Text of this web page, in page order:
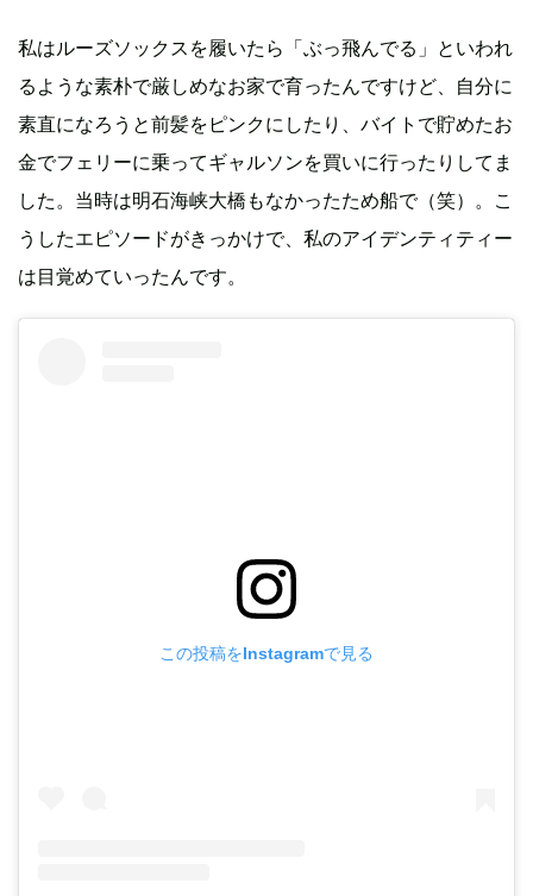
私はルーズソックスを履いたら「ぶっ飛んでる」といわれ
るような素朴で厳しめなお家で育ったんですけど、自分に
素直になろうと前髪をピンクにしたり、バイトで貯めたお
金でフェリーに乗ってギャルソンを買いに行ったりしてま
した。当時は明石海峡大橋もなかったため船で（笑）。こ
うしたエピソードがきっかけで、私のアイデンティティー
は目覚めていったんです。
この投稿をInstagramで見る